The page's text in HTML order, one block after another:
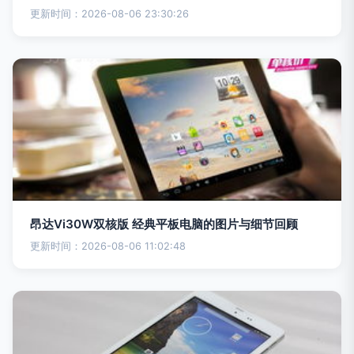
更新时间：2026-08-06 23:30:26
昂达Vi30W双核版 经典平板电脑的图片与细节回顾
更新时间：2026-08-06 11:02:48